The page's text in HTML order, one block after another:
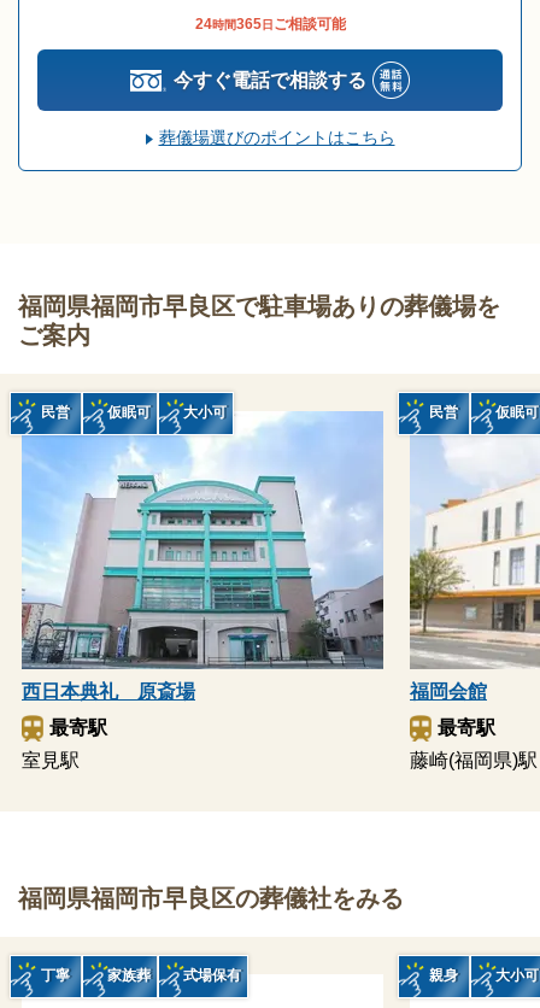
24時間365日 ご相談可能
今すぐ電話で相談する
葬儀場選びのポイントはこちら
福岡県福岡市早良区で駐車場ありの葬儀場を
ご案内
西日本典礼 原斎場
最寄駅
室見駅
民営 仮眠可 大小可
福岡会館
最寄駅
藤崎(福岡県)駅
民営 仮眠可
福岡県福岡市早良区の葬儀社をみる
丁寧 家族葬 式場保有 親身 大小可